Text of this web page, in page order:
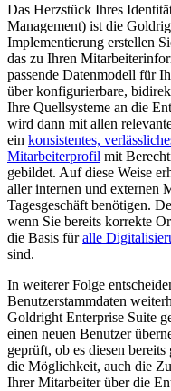
Das Herzstück Ihres
Management) ist die
Implementierung erstellen
das zu Ihren
passende Datenmodell für
über konfigurierbare,
Ihre Quellsysteme an die
wird dann mit allen
ein konsistentes,
Mitarbeiterprofil mit
gebildet. Auf diese Weise
aller internen und externen
Tagesgeschäft benötigen.
wenn Sie bereits korrekte
die Basis füralle
sind.
In weiterer Folge
Benutzerstammdaten
Goldright Enterprise Suite
einen neuen Benutzer
geprüft, ob es diesen
die Möglichkeit, auch die
Ihrer Mitarbeiter über die